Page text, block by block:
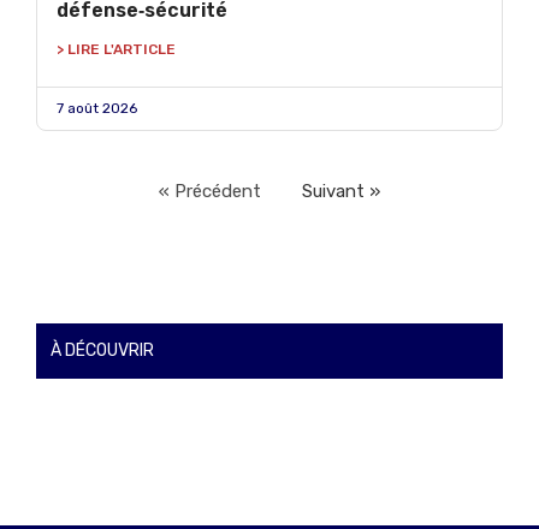
défense‑sécurité
> LIRE L'ARTICLE
7 août 2026
« Précédent Suivant »
À DÉCOUVRIR